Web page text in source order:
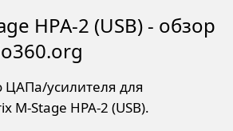
HPA-2 (USB) - обзор
усилителя для
M-Stage HPA-2 (USB).